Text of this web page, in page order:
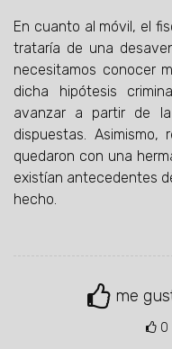
En cuanto al móvil, el
trataría de una
necesitamos conocer
dicha hipótesis
avanzar a partir de la
dispuestas.
quedaron con una
existían antecedentes
hecho.
me
0